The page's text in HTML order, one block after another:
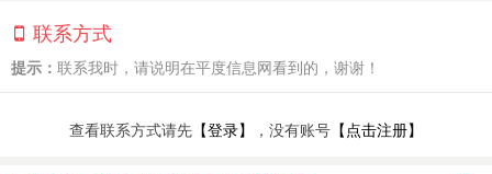
联系方式
提示： 联系我时，请说明在平度信息网看到的，谢谢！
查看联系方式请先 【登录】 ，没有账号 【点击注册】